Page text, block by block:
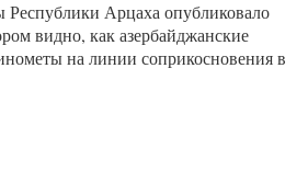
Арцаха опубликовало
видно, как азербайджанские
на линии соприкосновения в